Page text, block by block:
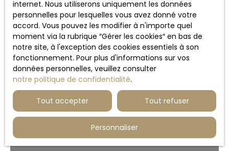
Pertinence
Trier par Créer une alerte
internet. Nous utiliserons uniquement les données
personnelles pour lesquelles vous avez donné votre
accord. Vous pouvez les modifier à n'importe quel
moment via la rubrique ″Gérer les cookies″ en bas de
notre site, à l'exception des cookies essentiels à son
fonctionnement. Pour plus d'informations sur vos
données personnelles, veuillez consulter
notre politique de confidentialité.
Tout accepter Tout refuser
Personnaliser